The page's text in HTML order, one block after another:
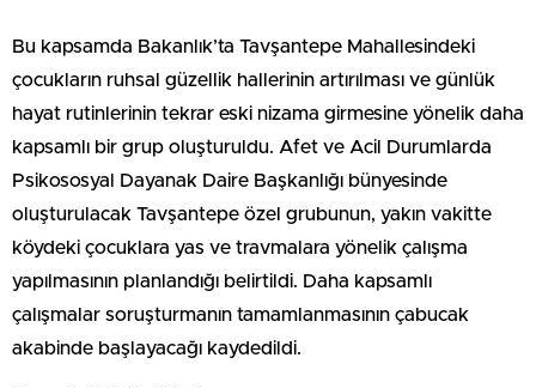
Bu kapsamda Bakanlık’ta Tavşantepe Mahallesindeki
çocukların ruhsal güzellik hallerinin artırılması ve günlük
hayat rutinlerinin tekrar eski nizama girmesine yönelik daha
kapsamlı bir grup oluşturuldu. Afet ve Acil Durumlarda
Psikososyal Dayanak Daire Başkanlığı bünyesinde
oluşturulacak Tavşantepe özel grubunun, yakın vakitte
köydeki çocuklara yas ve travmalara yönelik çalışma
yapılmasının planlandığı belirtildi. Daha kapsamlı
çalışmalar soruşturmanın tamamlanmasının çabucak
akabinde başlayacağı kaydedildi.